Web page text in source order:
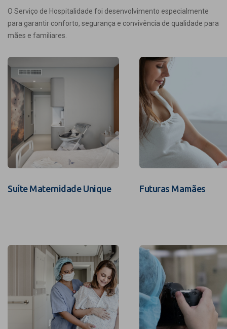
O Serviço de Hospitalidade foi desenvolvimento especialmente
para garantir conforto, segurança e convivência de qualidade para
mães e familiares.
Suíte Maternidade Unique Futuras Mamães